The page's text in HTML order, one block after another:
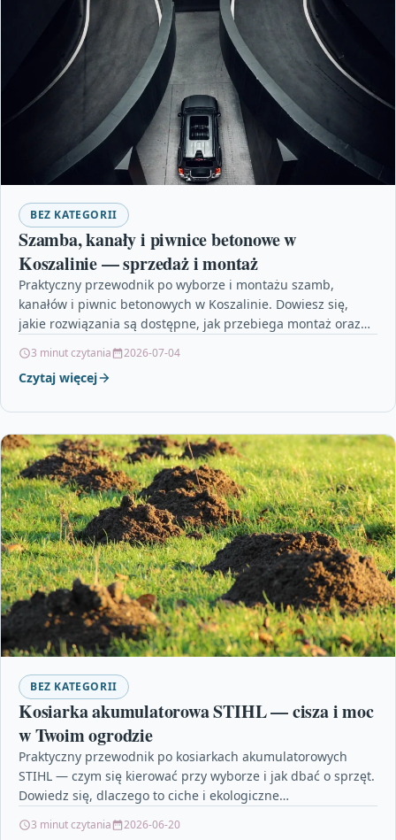
BEZ KATEGORII
Szamba, kanały i piwnice betonowe w
Koszalinie — sprzedaż i montaż
Praktyczny przewodnik po wyborze i montażu szamb,
kanałów i piwnic betonowych w Koszalinie. Dowiesz się,
jakie rozwiązania są dostępne, jak przebiega montaż oraz
3 minut czytania 2026-07-04
Czytaj więcej
BEZ KATEGORII
Kosiarka akumulatorowa STIHL — cisza i moc
w Twoim ogrodzie
Praktyczny przewodnik po kosiarkach akumulatorowych
STIHL — czym się kierować przy wyborze i jak dbać o sprzęt.
Dowiedz się, dlaczego to ciche i ekologiczne…
3 minut czytania 2026-06-20